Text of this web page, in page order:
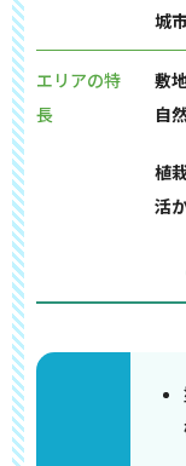
城
エリアの特
長
敷
自
植
活